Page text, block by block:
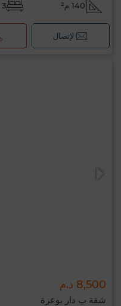
140 م² 3 غرف
لإتصال
8,500 د.م
شقة ب دار بوعزة